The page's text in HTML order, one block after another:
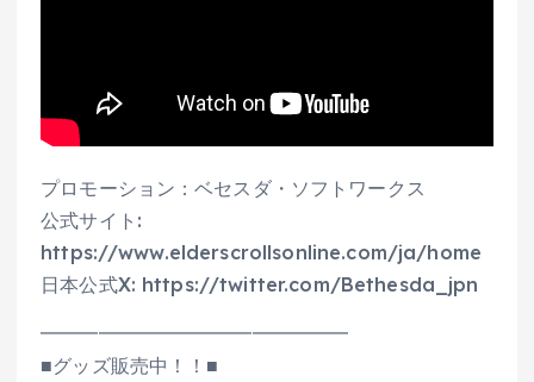
プロモーション：ベセスダ・ソフトワークス
公式サイト:
https://www.elderscrollsonline.com/ja/home
日本公式X: https://twitter.com/Bethesda_jpn
━━━━━━━━━━━━━━━━
■グッズ販売中！！■